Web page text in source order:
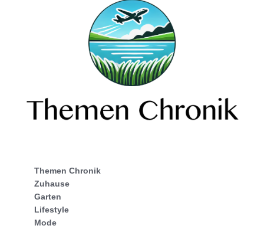
Themen Chronik
Zuhause
Garten
Lifestyle
Mode